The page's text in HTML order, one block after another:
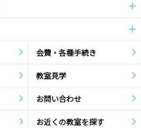
会費・各種手続き
教室見学
お問い合わせ
お近くの教室を探す